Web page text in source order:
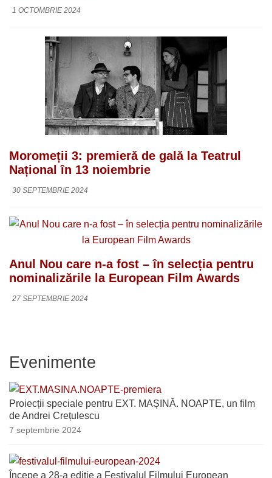
1 OCTOMBRIE 2024
Moromeții 3: premieră de gală la Teatrul
Național în 13 noiembrie
30 SEPTEMBRIE 2024
Anul Nou care n-a fost – în selecția pentru
nominalizările la European Film Awards
27 SEPTEMBRIE 2024
Evenimente
Proiecții speciale pentru EXT. MAȘINĂ. NOAPTE, un film
de Andrei Crețulescu
7 septembrie 2024
Începe a 28-a ediție a Festivalul Filmului European